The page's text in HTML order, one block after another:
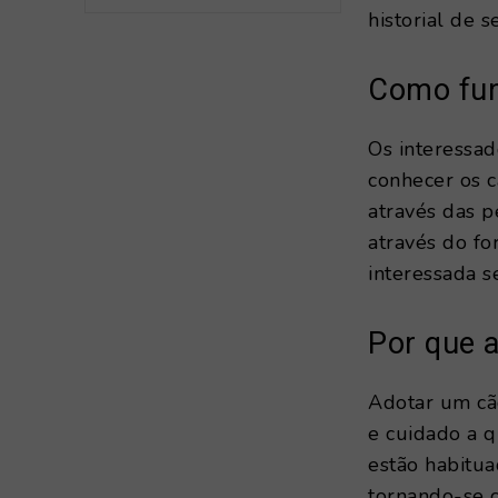
historial de
Como
Os
conhecer os
através das
através do
interessada
Por que
Adotar um
e cuidado a
estão